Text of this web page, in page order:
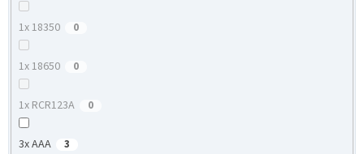
1x 18350 0
1x 18650 0
1x RCR123A 0
3x AAA 3